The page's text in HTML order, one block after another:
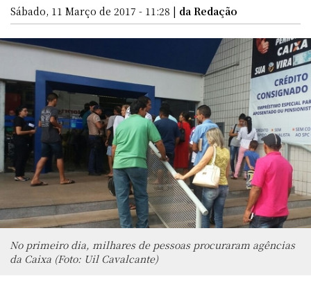
Sábado, 11 Março de 2017 - 11:28 | da Redação
No primeiro dia, milhares de pessoas procuraram agências
da Caixa (Foto: Uil Cavalcante)